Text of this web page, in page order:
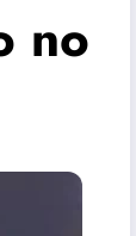
no